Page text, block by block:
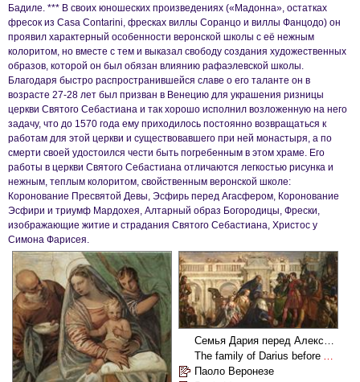
Бадиле. *** В своих юношеских произведениях («Мадонна», остатках
фресок из Casa Contarini, фресках виллы Соранцо и виллы Фанцодо) он
проявил характерный особенности веронской школы с её нежным
колоритом, но вместе с тем и выказал свободу создания художественных
образов, которой он был обязан влиянию рафаэлевской школы.
Благодаря быстро распространившейся славе о его таланте он в
возрасте 27-28 лет был призван в Венецию для украшения ризницы
церкви Святого Себастиана и так хорошо исполнил возложенную на него
задачу, что до 1570 года ему приходилось постоянно возвращаться к
работам для этой церкви и существовавшего при ней монастыря, а по
смерти своей удостоился чести быть погребенным в этом храме. Его
работы в церкви Святого Себастиана отличаются легкостью рисунка и
нежным, теплым колоритом, свойственным веронской школе:
Коронование Пресвятой Девы, Эсфирь перед Агасфером, Коронование
Эсфири и триумф Мардохея, Алтарный образ Богородицы, Фрески,
изображающие житие и страдания Святого Себастиана, Христос у
Симона Фарисея.
Семья Дария перед Александром
The family of Darius before Alexander
Паоло Веронезе